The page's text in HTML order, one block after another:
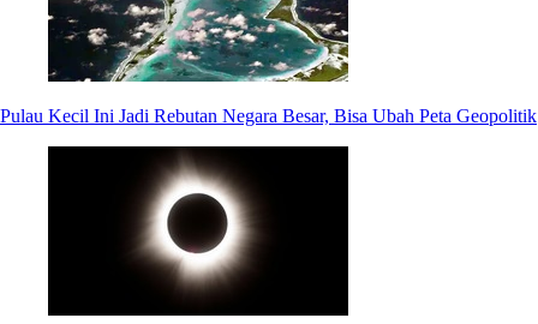
Pulau Kecil Ini Jadi Rebutan Negara Besar, Bisa Ubah Peta Geopolitik